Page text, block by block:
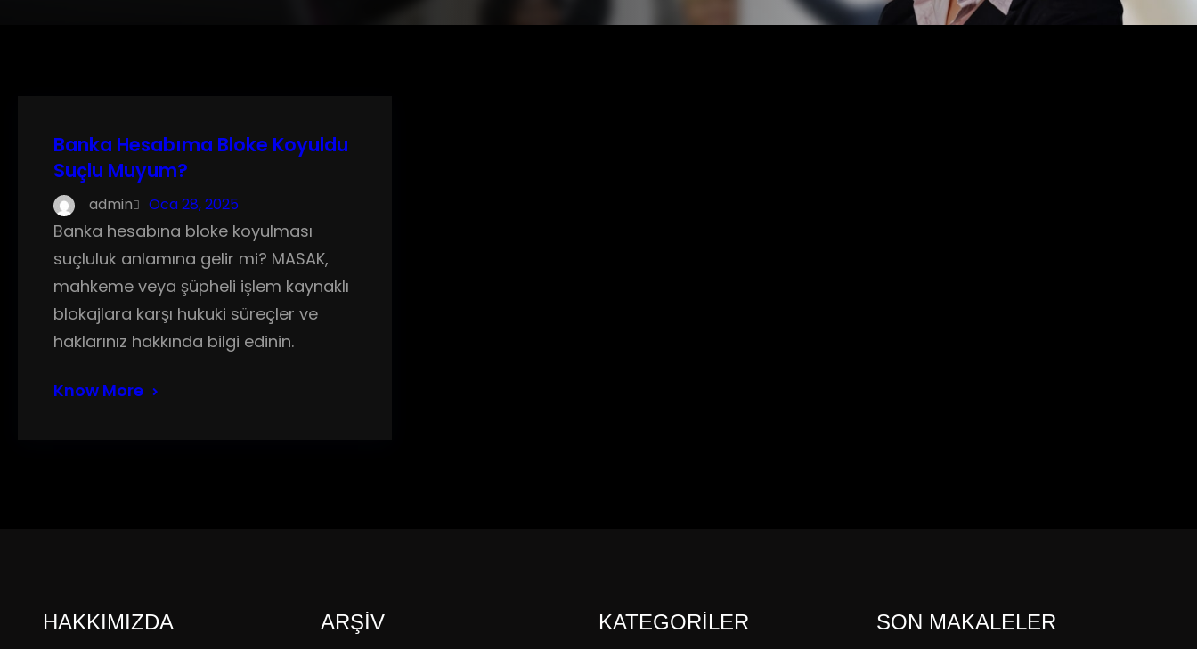
Banka Hesabıma Bloke Koyuldu
Suçlu Muyum?
admin Oca 28, 2025
Banka hesabına bloke koyulması
suçluluk anlamına gelir mi? MASAK,
mahkeme veya şüpheli işlem kaynaklı
blokajlara karşı hukuki süreçler ve
haklarınız hakkında bilgi edinin.
Know More
HAKKIMIZDA ARŞİV KATEGORİLER SON MAKALELER